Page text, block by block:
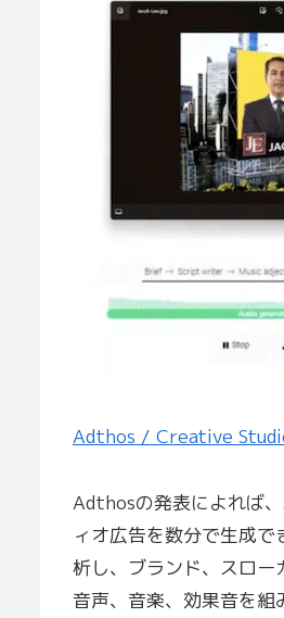
Adthos / Creative
Adthosの発表によれば
ィオ広告を数分で生成
析し、ブランド、スロ
音声、音楽、効果音を